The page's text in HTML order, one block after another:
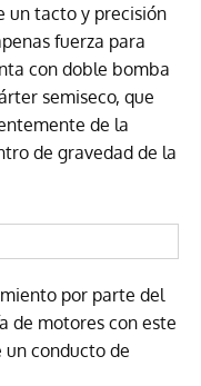
un tacto y precisión
fuerza para
con doble bomba
semiseco, que
de la
de gravedad de la
por parte del
de motores con este
conducto de